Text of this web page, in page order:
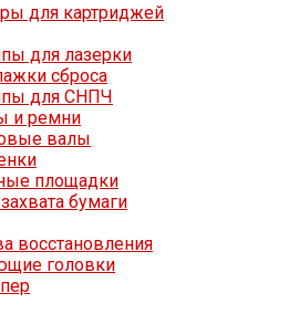
для картриджей
для лазерки
сброса
для СНПЧ
и ремни
валы
площадки
бумаги
восстановления
головки